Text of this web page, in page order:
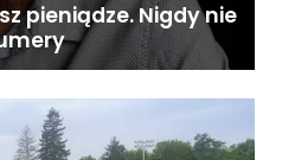
pieniądze. Nigdy nie